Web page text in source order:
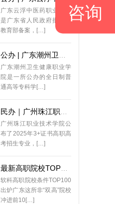
广东云浮中医药职业学院
是广东省人民政府批准、
教育部备案，[…]
广东潮州卫生健康职业学
院是一所公办的全日制普
通高等专科学[…]
广州珠江职业技术学院公
布了2025年3+证书高职高
考招生专业，[…]
软科高职院校条件TOP100
出炉广东这所非“双高”院校
冲进前10[…]
咨询